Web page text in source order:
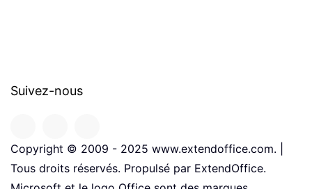
Suivez-nous
Copyright © 2009 - 2025 www.extendoffice.com. |
Tous droits réservés. Propulsé par ExtendOffice.